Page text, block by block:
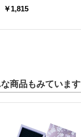
￥1,815
商品もみています